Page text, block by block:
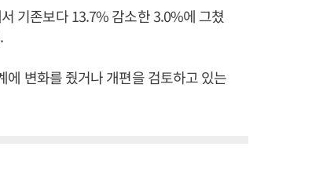
기존보다 13.7% 감소한 3.0%에 그쳤
변화를 줬거나 개편을 검토하고 있는